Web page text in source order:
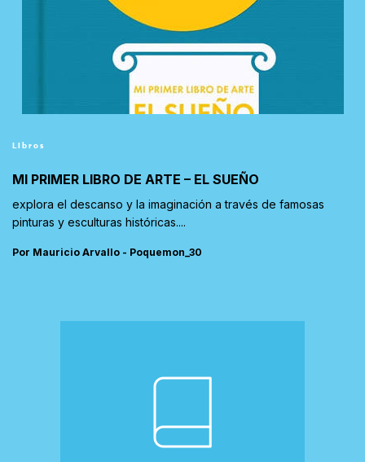
Libros
MI PRIMER LIBRO DE ARTE – EL SUEÑO
explora el descanso y la imaginación a través de famosas
pinturas y esculturas históricas....
Por Mauricio Arvallo - Poquemon_30